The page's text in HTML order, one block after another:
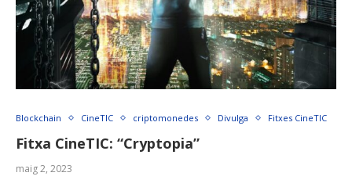
Blockchain CineTIC criptomonedes Divulga Fitxes CineTIC
Fitxa CineTIC: “Cryptopia”
maig 2, 2023